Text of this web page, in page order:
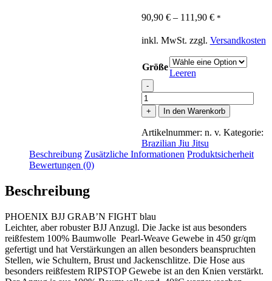
90,90 €– 111,90 € *
inkl. MwSt. zzgl. Versandkosten
Größe
Leeren
-
PHOENIX
BJJ
GRAB'N
FIGHT
blau
Menge
+ In den Warenkorb
Artikelnummer: n. v. Kategorie:
Brazilian Jiu Jitsu
Beschreibung Zusätzliche Informationen Produktsicherheit
Bewertungen (0)
Beschreibung
PHOENIX BJJ GRAB’N FIGHT blau
Leichter, aber robuster BJJ Anzugl. Die Jacke ist aus besonders
reißfestem 100% Baumwolle Pearl-Weave Gewebe in 450 gr/qm
gefertigt und hat Verstärkungen an allen besonders beanspruchten
Stellen, wie Schultern, Brust und Jackenschlitze. Die Hose aus
besonders reißfestem RIPSTOP Gewebe ist an den Knien verstärkt.